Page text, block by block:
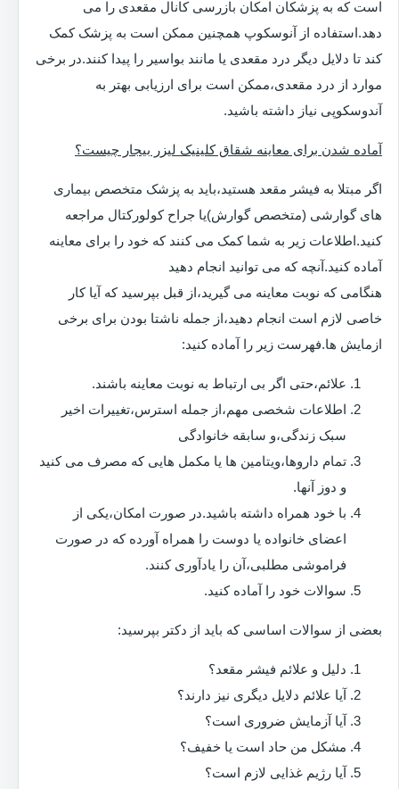
است که به پزشکان امکان بازرسی کانال مقعدی را می
دهد.استفاده از آنوسکوپ همچنین ممکن است به پزشک کمک
کند تا دلایل دیگر درد مقعدی یا مانند بواسیر را پیدا کنند.در برخی
موارد از درد مقعدی،ممکن است برای ارزیابی بهتر به
آندوسکوپی نیاز داشته باشید.
آماده شدن برای معاینه شقاق کلینیک لیزر بیجار چیست؟
اگر مبتلا به فیشر مقعد هستید،باید به پزشک متخصص بیماری
های گوارشی (متخصص گوارش)یا جراح کولورکتال مراجعه
کنید.اطلاعات زیر به شما کمک می کنند که خود را برای معاینه
آماده کنید.آنچه که می توانید انجام دهید
هنگامی که نوبت معاینه می گیرید،از قبل بپرسید که آیا کار
خاصی لازم است انجام دهید،از جمله ناشتا بودن برای برخی
ازمایش ها.فهرست زیر را آماده کنید:
علائم،حتی اگر بی ارتباط به نوبت معاینه باشند.
اطلاعات شخصی مهم،از جمله استرس،تغییرات اخیر
سبک زندگی،و سابقه خانوادگی
تمام داروها،ویتامین ها یا مکمل هایی که مصرف می کنید
و دوز آنها.
با خود همراه داشته باشید.در صورت امکان،یکی از
اعضای خانواده یا دوست را همراه آورده که در صورت
فراموشی مطلبی،آن را یادآوری کنند.
سوالات خود را آماده کنید.
بعضی از سوالات اساسی که باید از دکتر بپرسید:
دلیل و علائم فیشر مقعد؟
آیا علائم دلایل دیگری نیز دارند؟
آیا آزمایش ضروری است؟
مشکل من حاد است یا خفیف؟
آیا رژیم غذایی لازم است؟